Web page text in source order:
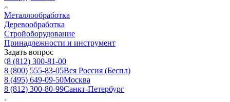
Металлообработка
Деревообработка
Стройоборудование
Принадлежности и инструмент
Задать вопрос
8 (812) 300-81-00
8 (800) 555-83-05Вся Россия (Беспл)
8 (495) 649-09-50Москва
8 (812) 300-80-99Санкт-Петербург